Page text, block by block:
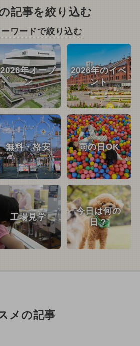
記事を絞り込む
ーワードで絞り込む
2026年オープ
ン
2026年のイベ
ント
無料・格安 雨の日OK
工場見学
今日は何の
日？
メの記事